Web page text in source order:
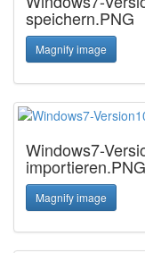
speichern.PNG
Magnify image
Windows7-
importieren.PNG
Magnify image